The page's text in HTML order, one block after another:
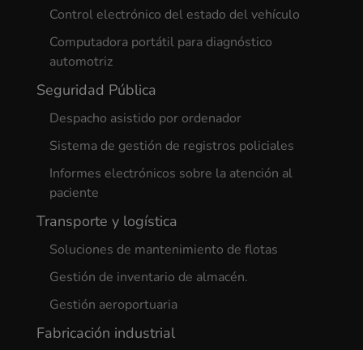
Control electrónico del estado del vehículo
Computadora portátil para diagnóstico
automotriz
Seguridad Pública
Despacho asistido por ordenador
Sistema de gestión de registros policiales
Informes electrónicos sobre la atención al
paciente
Transporte y logística
Soluciones de mantenimiento de flotas
Gestión de inventario de almacén.
Gestión aeroportuaria
Fabricación industrial